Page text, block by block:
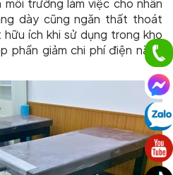
trường làm việc cho nhân
dày cũng ngăn thất thoát
ích khi sử dụng trong kho
phần giảm chi phí điện năng